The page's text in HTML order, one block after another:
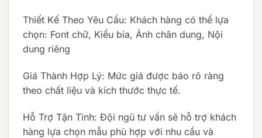
Thiết Kế Theo Yêu Cầu: Khách hàng có thể lựa
chọn: Font chữ, Kiểu bia, Ảnh chân dung, Nội
dung riêng
Giá Thành Hợp Lý: Mức giá được báo rõ ràng
theo chất liệu và kích thước thực tế.
Hỗ Trợ Tận Tình: Đội ngũ tư vấn sẽ hỗ trợ khách
hàng lựa chọn mẫu phù hợp với nhu cầu và